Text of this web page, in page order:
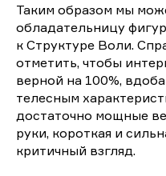
Таким образом мы
обладательницу
к Структуре Воли.
отметить, чтобы
верной на 100%,
телесным
достаточно мощные
руки, короткая и
критичный взгляд.